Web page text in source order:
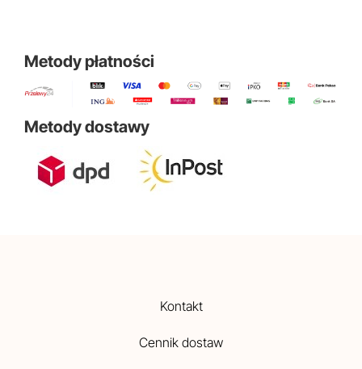
Metody płatności
Metody dostawy
Kontakt
Cennik dostaw